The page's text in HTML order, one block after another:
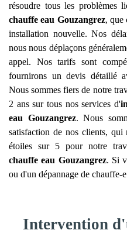
résoudre tous les problèmes
chauffe eau Gouzangrez, que
installation nouvelle. Nos
nous nous déplaçons
appel. Nos tarifs sont
fournirons un devis détaillé
Nous sommes fiers de notre
2 ans sur tous nos services d'
eau Gouzangrez. Nous
satisfaction de nos clients,
étoiles sur 5 pour notre
chauffe eau Gouzangrez. Si
ou d'un dépannage de chauffe-e
Intervention